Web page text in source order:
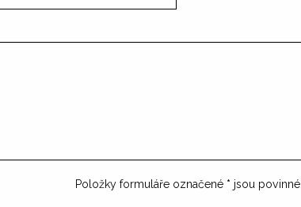
Položky formuláře označené * jsou povinné.